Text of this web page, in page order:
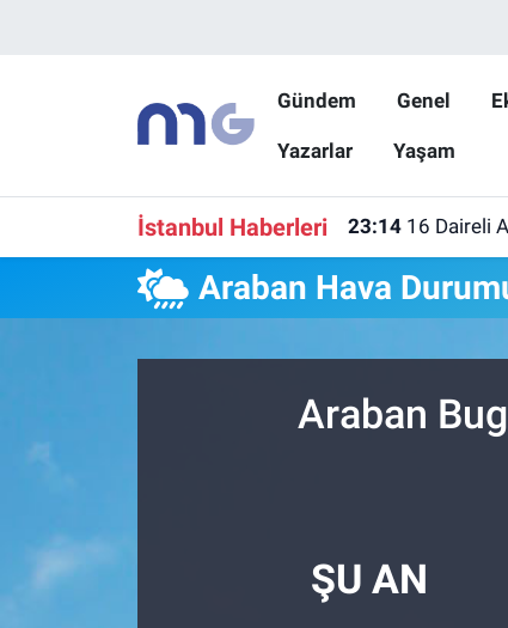
Gündem Genel
Yazarlar Yaşam
İstanbul Haberleri 23:14 16 Daireli
Araban Hava
Araban
ŞU AN
Hava Durumu
İstanbul Namaz Vakitleri
Trafik Durumu